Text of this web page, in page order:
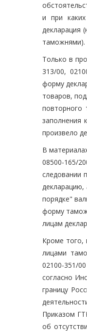
и при
декларация
таможнями).
Только в
313/00,
форму
товаров,
повторного
заполнения
произвело
В
08500-165/
следовании
порядке"
форму
лицам
Кроме того,
лицами
02100-351/
согласно
границу
Приказом
об